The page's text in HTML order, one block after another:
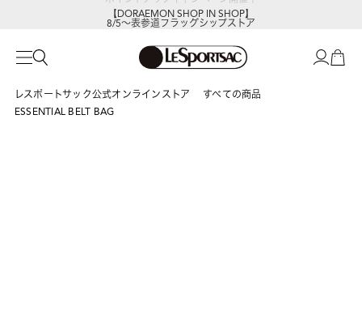
【DORAEMON SHOP IN SHOP】
8/5～表参道フラッグシップストア
レスポートサック公式オンラインストア
すべての商品
ESSENTIAL BELT BAG